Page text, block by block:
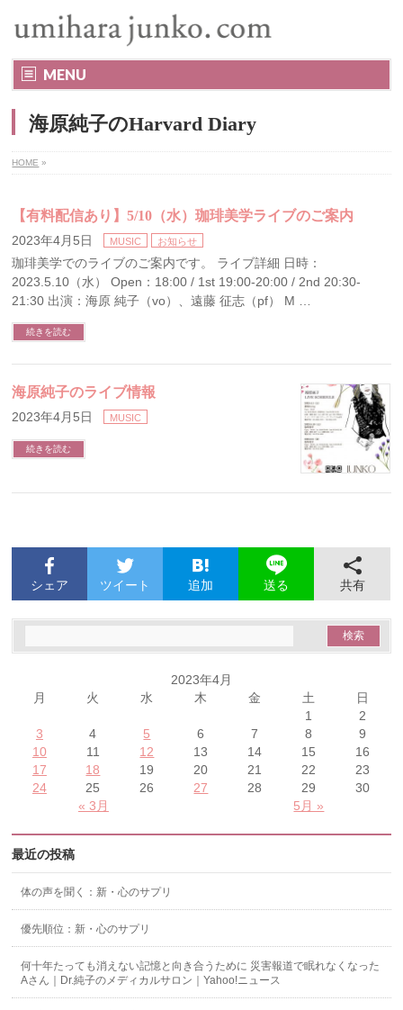
MENU
海原純子のHarvard Diary
HOME »
【有料配信あり】5/10（水）珈琲美学ライブのご案内
2023年4月5日 MUSIC お知らせ
珈琲美学でのライブのご案内です。 ライブ詳細 日時：
2023.5.10（水） Open：18:00 / 1st 19:00-20:00 / 2nd 20:30-
21:30 出演：海原 純子（vo）、遠藤 征志（pf） M …
続きを読む
海原純子のライブ情報
2023年4月5日 MUSIC
続きを読む
シェア ツイート 追加 送る 共有
2023年4月
月
火 水 木 金 土 日
« 3月 5月 »
1
2
3
4 5 6 7 8
9
10
11 12 13 14 15
16
17
18 19 20 21 22
23
24
25 26 27 28 29 30
最近の投稿
体の声を聞く：新・心のサプリ
優先順位：新・心のサプリ
何十年たっても消えない記憶と向き合うために 災害報道で眠れなくなった
Aさん｜Dr.純子のメディカルサロン｜Yahoo!ニュース